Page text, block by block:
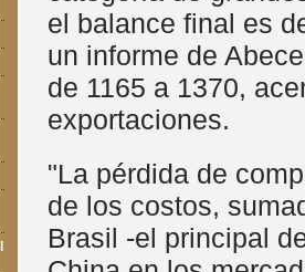
el balance final es
un informe de
de 1165 a 1370,
exportaciones.
"La pérdida de
de los costos,
Brasil -el principal